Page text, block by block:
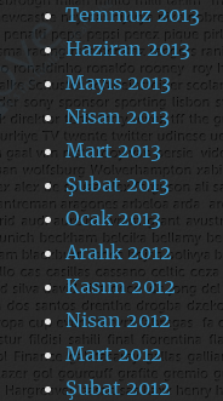
Temmuz 2013
Haziran 2013
Mayıs 2013
Nisan 2013
Mart 2013
Şubat 2013
Ocak 2013
Aralık 2012
Kasım 2012
Nisan 2012
Mart 2012
Şubat 2012